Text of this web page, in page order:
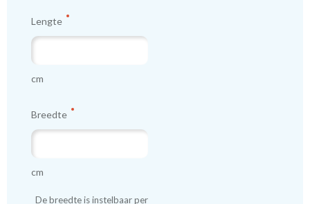
Lengte
cm
Breedte
cm
De breedte is instelbaar per